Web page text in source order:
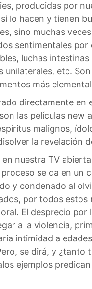
producidas por
lo hacen y tienen
sino muchas
sentimentales
luchas
etc.
más
directamente
las películas
malignos,
la revelación
nuestra TV
se da en
y condenado al
por todos
El desprecio
a la violencia,
intimidad a
se dirá, y ¿tanto
ejemplos